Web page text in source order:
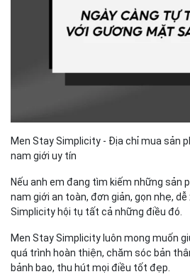
Men Stay Simplicity - Địa chỉ mua sản
nam giới uy tín
Nếu anh em đang tìm kiếm những sản
nam giới an toàn, đơn giản, gọn nhẹ,
Simplicity hội tụ tất cả những điều đó.
Men Stay Simplicity luôn mong muốn
quá trình hoàn thiện, chăm sóc bản
bảnh bao, thu hút mọi điều tốt đẹp.